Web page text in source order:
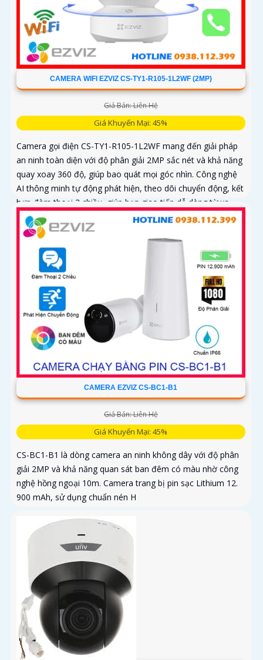
CAMERA WIFI EZVIZ CS-TY1-R105-1L2WF (2MP)
Giá Bán: Liên Hệ
Giá Khuyến Mại: 45%
Camera gọi điện CS-TY1-R105-1L2WF mang đến giải pháp
an ninh toàn diện với độ phân giải 2MP sắc nét và khả năng
quay xoay 360 độ, giúp bao quát mọi góc nhìn. Công nghệ
AI thông minh tự động phát hiện, theo dõi chuyển động, kết
hợp đàm thoại 2 chiều, giúp bạn giao tiếp dễ dàng từ xa
CAMERA EZVIZ CS-BC1-B1
Giá Bán: Liên Hệ
Giá Khuyến Mại: 45%
CS-BC1-B1 là dòng camera an ninh không dây với độ phân
giải 2MP và khả năng quan sát ban đêm có màu nhờ công
nghệ hồng ngoại 10m. Camera trang bị pin sạc Lithium 12.
900 mAh, sử dụng chuẩn nén H